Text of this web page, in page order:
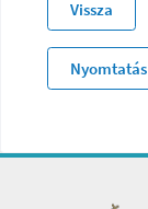
Vissza
Nyomtatás